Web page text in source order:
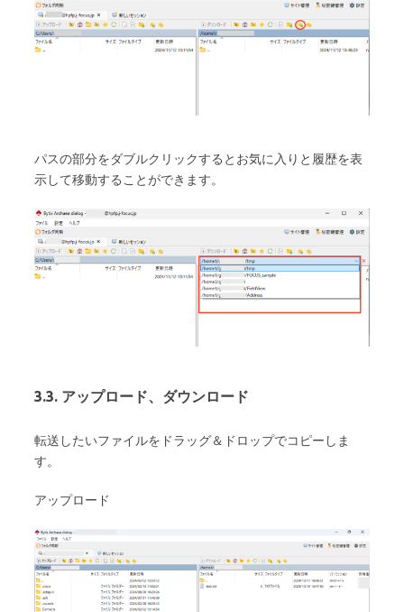
パスの部分をダブルクリックするとお気に入りと履歴を表
示して移動することができます。
3.3. アップロード、ダウンロード
転送したいファイルをドラッグ＆ドロップでコピーしま
す。
アップロード